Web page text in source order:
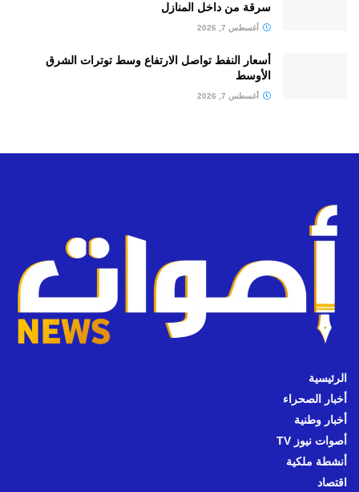
سرقة من داخل المنازل
أغسطس 7, 2026
أسعار النفط تواصل الارتفاع وسط توترات الشرق
الأوسط
أغسطس 7, 2026
الرئيسية
أخبار الصحراء
أخبار وطنية
أصوات نيوز TV
أنشطة ملكية
اقتصاد